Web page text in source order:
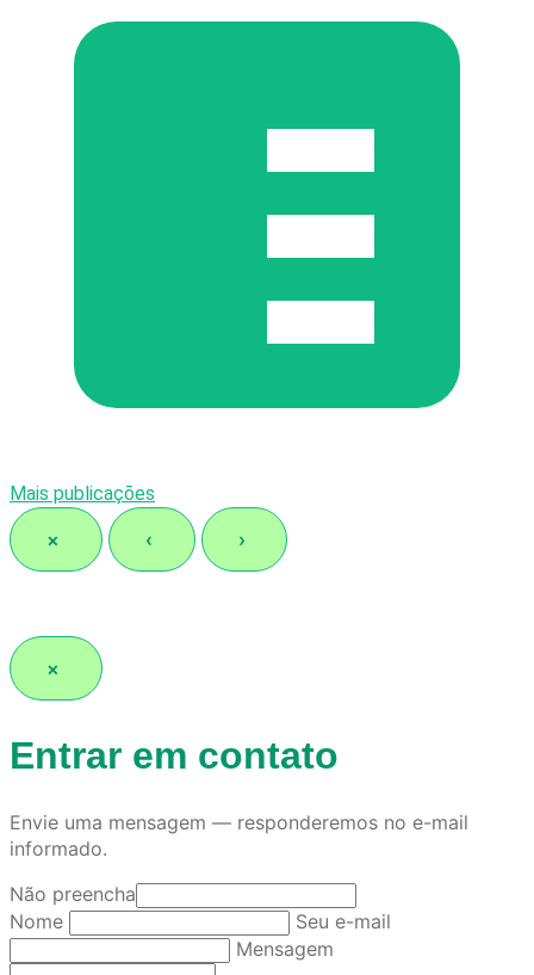
Mais publicações
× ‹ ›
×
Entrar em contato
Envie uma mensagem — responderemos no e-mail
informado.
Não preencha
Nome
Seu e-mail
Mensagem